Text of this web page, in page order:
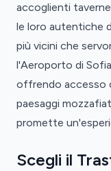
accoglienti
le loro autentiche
più vicini che
l'Aeroporto di
offrendo accesso
paesaggi
promette
Scegli il